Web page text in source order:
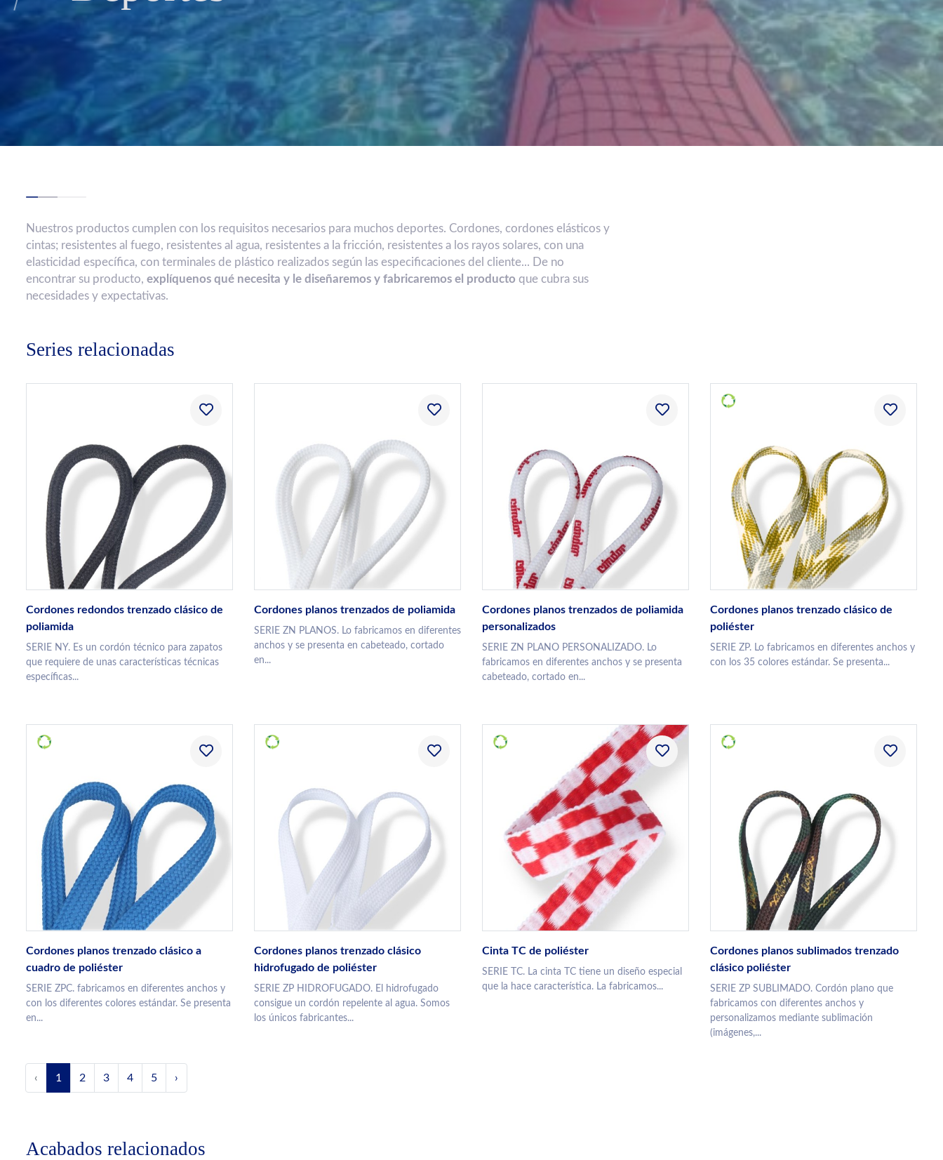
Nuestros productos cumplen con los requisitos necesarios para muchos deportes. Cordones, cordones elásticos y
cintas; resistentes al fuego, resistentes al agua, resistentes a la fricción, resistentes a los rayos solares, con una
elasticidad específica, con terminales de plástico realizados según las especificaciones del cliente... De no
encontrar su producto, explíquenos qué necesita y le diseñaremos y fabricaremos el producto que cubra sus
necesidades y expectativas.
Series relacionadas
Cordones redondos trenzado clásico de
poliamida
SERIE NY. Es un cordón técnico para zapatos
que requiere de unas características técnicas
específicas...
Cordones planos trenzados de poliamida
SERIE ZN PLANOS. Lo fabricamos en diferentes
anchos y se presenta en cabeteado, cortado
en...
Cordones planos trenzados de poliamida
personalizados
SERIE ZN PLANO PERSONALIZADO. Lo
fabricamos en diferentes anchos y se presenta
cabeteado, cortado en...
Cordones planos trenzado clásico de
poliéster
SERIE ZP. Lo fabricamos en diferentes anchos y
con los 35 colores estándar. Se presenta...
Cordones planos trenzado clásico a
cuadro de poliéster
SERIE ZPC. fabricamos en diferentes anchos y
con los diferentes colores estándar. Se presenta
en...
Cordones planos trenzado clásico
hidrofugado de poliéster
SERIE ZP HIDROFUGADO. El hidrofugado
consigue un cordón repelente al agua. Somos
los únicos fabricantes...
Cinta TC de poliéster
SERIE TC. La cinta TC tiene un diseño especial
que la hace característica. La fabricamos...
Cordones planos sublimados trenzado
clásico poliéster
SERIE ZP SUBLIMADO. Cordón plano que
fabricamos con diferentes anchos y
personalizamos mediante sublimación
(imágenes,...
‹ 1 2 3 4 5 ›
Acabados relacionados